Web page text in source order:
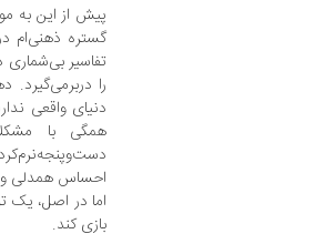
پیش از این به
گستره‌ ذهنی‌ام
تفاسیر بی‌شماری
را
دنیای واقعی
همگی با
احساس همدلی و
اما در اصل، یک
بازی کند.